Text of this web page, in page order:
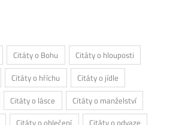
Citáty o Bohu
Citáty o hlouposti
Citáty o hříchu
Citáty o jídle
Citáty o lásce
Citáty o manželství